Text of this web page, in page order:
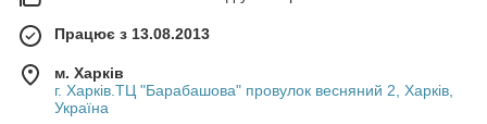
Працює з 13.08.2013
м. Харків
г. Харків.ТЦ "Барабашова" провулок весняний 2, Харків,
Україна